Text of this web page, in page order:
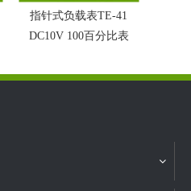
指针式负载表TE-41
DC10V 100百分比表